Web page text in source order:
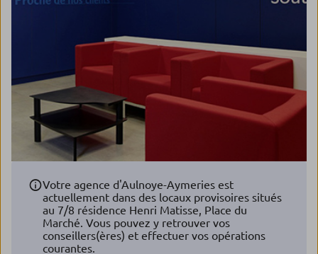
Votre agence d'Aulnoye-Aymeries est
actuellement dans des locaux provisoires situés
au 7/8 résidence Henri Matisse, Place du
Marché. Vous pouvez y retrouver vos
conseillers(ères) et effectuer vos opérations
courantes.